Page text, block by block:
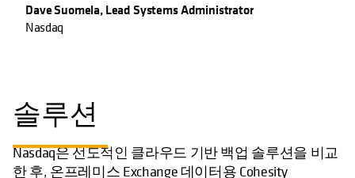
Dave Suomela, Lead Systems Administrator
Nasdaq
솔루션
Nasdaq은 선도적인 클라우드 기반 백업 솔루션을 비교
한 후, 온프레미스 Exchange 데이터용 Cohesity